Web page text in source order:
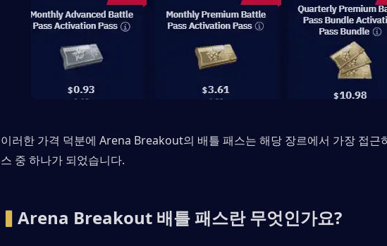
이러한 가격 덕분에 Arena Breakout의 배틀 패스는 해당 장르에서 가장 접근
스 중 하나가 되었습니다.
▍ Arena Breakout 배틀 패스란 무엇인가요?